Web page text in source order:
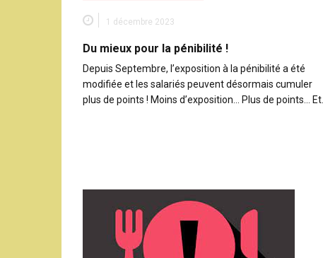
1 décembre 2023
Du mieux pour la pénibilité !
Depuis Septembre, l’exposition à la pénibilité a été
modifiée et les salariés peuvent désormais cumuler
plus de points ! Moins d’exposition… Plus de points… Et…